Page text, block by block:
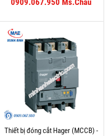
0909.067.950 Ms.Châu
Thiết bị đóng cắt Hager (MCCB) -